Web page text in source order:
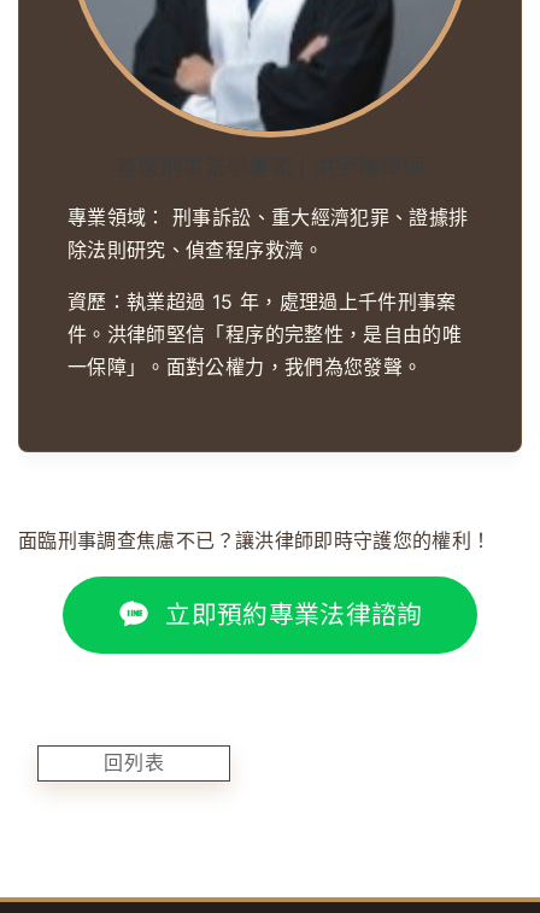
專業領域：
刑事訴訟、重大經濟犯罪、證據排
除法則研究、偵查程序救濟。
資歷：執業超過 15 年，處理過上千件刑事案
件。洪律師堅信「程序的完整性，是自由的唯
一保障」。面對公權力，我們為您發聲。
面臨刑事調查焦慮不已？讓洪律師即時守護您的權利！
立即預約專業法律諮詢
回列表